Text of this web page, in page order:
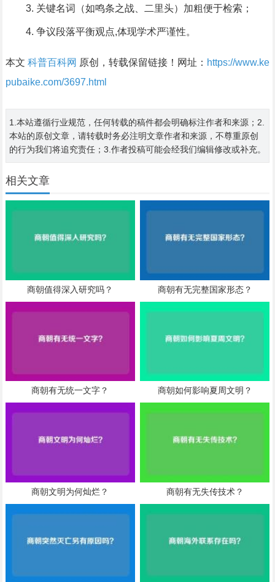
关键名词（如鸣条之战、二里头）加粗便于检索；
争议段落平衡观点,体现学术严谨性。
本文 科普百科网 原创，转载保留链接！网址： https://www.ke
pubaike.com/3697.html
1.本站遵循行业规范，任何转载的稿件都会明确标注作者和来源；2.
本站的原创文章，请转载时务必注明文章作者和来源，不尊重原创
的行为我们将追究责任；3.作者投稿可能会经我们编辑修改或补充。
相关文章
商朝值得深入研究吗？ 商朝有无完整国家形态？
商朝有无统一文字？ 商朝如何影响夏周文明？
商朝文明为何灿烂？ 商朝有无失传技术？